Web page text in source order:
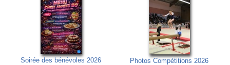
Soirée des bénévoles 2026 Photos Compétitions 2026